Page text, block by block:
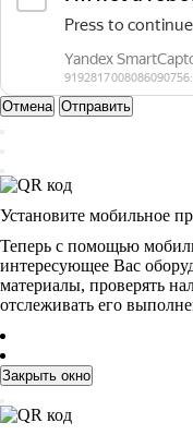
Отмена Отправить
Установите мобильное
Теперь с помощью
интересующее Вас
материалы, проверять
отслеживать его
Закрыть окно